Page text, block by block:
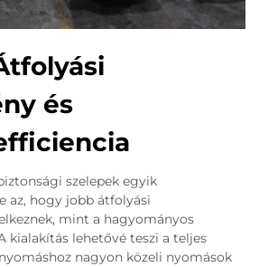
és
szelepek egyik
az, hogy jobb átfolyási
mint a hagyományos
kialakítás lehetővé teszi a teljes
nagyon közeli nyomások